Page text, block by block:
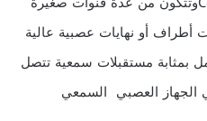
أو نهايات عصبية عالية
بمثابة مستقبلات سمعية تتصل
العصبي السمعي